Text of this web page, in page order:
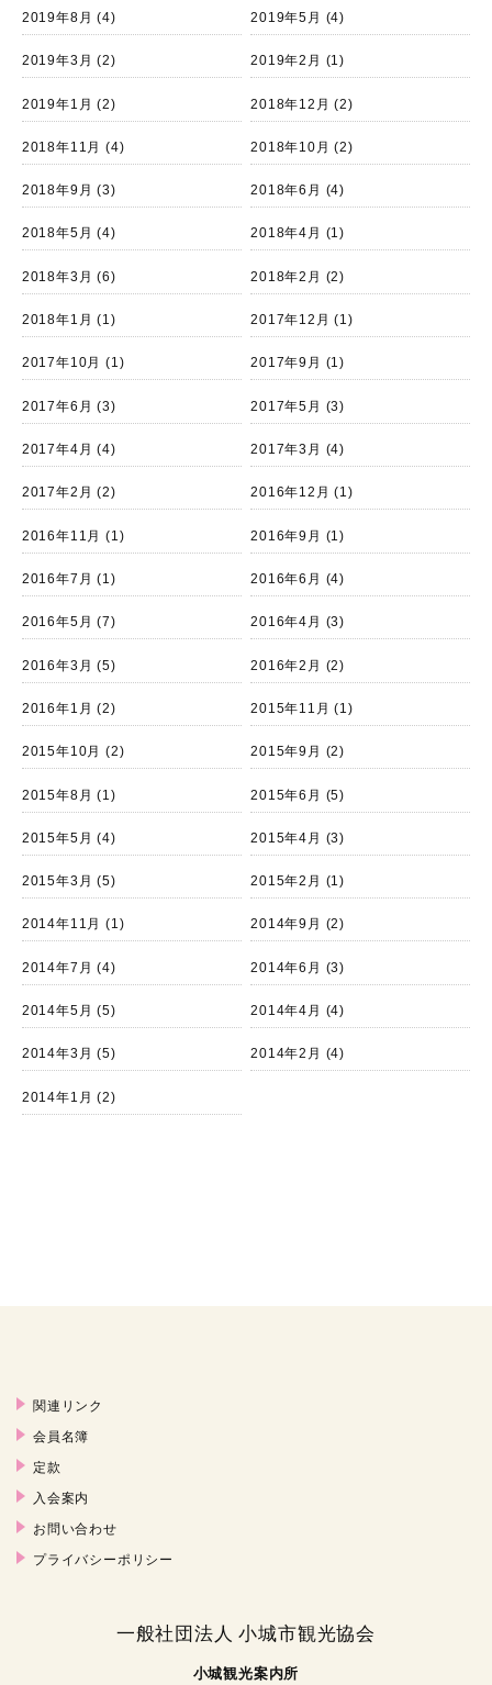
2019年8月 (4) 2019年5月 (4)
2019年3月 (2) 2019年2月 (1)
2019年1月 (2) 2018年12月 (2)
2018年11月 (4) 2018年10月 (2)
2018年9月 (3) 2018年6月 (4)
2018年5月 (4) 2018年4月 (1)
2018年3月 (6) 2018年2月 (2)
2018年1月 (1) 2017年12月 (1)
2017年10月 (1) 2017年9月 (1)
2017年6月 (3) 2017年5月 (3)
2017年4月 (4) 2017年3月 (4)
2017年2月 (2) 2016年12月 (1)
2016年11月 (1) 2016年9月 (1)
2016年7月 (1) 2016年6月 (4)
2016年5月 (7) 2016年4月 (3)
2016年3月 (5) 2016年2月 (2)
2016年1月 (2) 2015年11月 (1)
2015年10月 (2) 2015年9月 (2)
2015年8月 (1) 2015年6月 (5)
2015年5月 (4) 2015年4月 (3)
2015年3月 (5) 2015年2月 (1)
2014年11月 (1) 2014年9月 (2)
2014年7月 (4) 2014年6月 (3)
2014年5月 (5) 2014年4月 (4)
2014年3月 (5) 2014年2月 (4)
2014年1月 (2)
関連リンク
会員名簿
定款
入会案内
お問い合わせ
プライバシーポリシー
一般社団法人 小城市観光協会
小城観光案内所